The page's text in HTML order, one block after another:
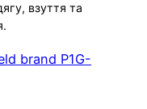
взуття та